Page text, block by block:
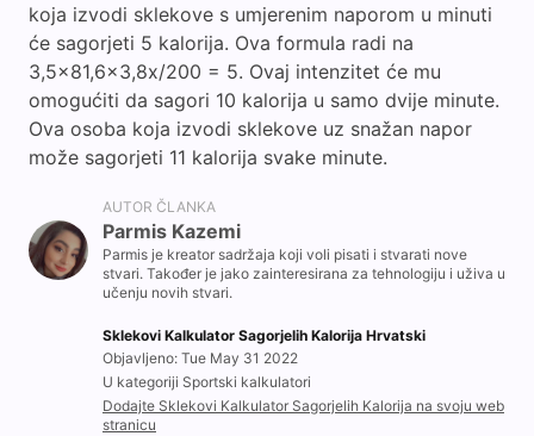
koja izvodi sklekove s umjerenim naporom u minuti
će sagorjeti 5 kalorija. Ova formula radi na
3,5x81,6x3,8x/200 = 5. Ovaj intenzitet će mu
omogućiti da sagori 10 kalorija u samo dvije minute.
Ova osoba koja izvodi sklekove uz snažan napor
može sagorjeti 11 kalorija svake minute.
AUTOR ČLANKA
Parmis Kazemi
Parmis je kreator sadržaja koji voli pisati i stvarati nove
stvari. Također je jako zainteresirana za tehnologiju i uživa u
učenju novih stvari.
Sklekovi Kalkulator Sagorjelih Kalorija Hrvatski
Objavljeno: Tue May 31 2022
U kategoriji Sportski kalkulatori
Dodajte Sklekovi Kalkulator Sagorjelih Kalorija na svoju web
stranicu